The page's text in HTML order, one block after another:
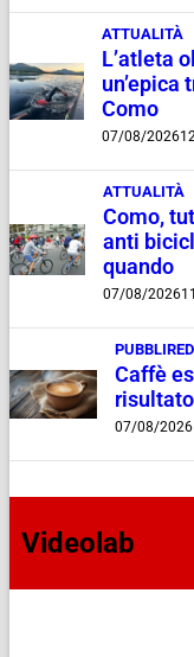
ATTUALITÀ
L’atleta
un’epica
Como
07/08/2026
ATTUALITÀ
Como,
anti
quando
07/08/2026
Caffè
07/08/2026
Videolab